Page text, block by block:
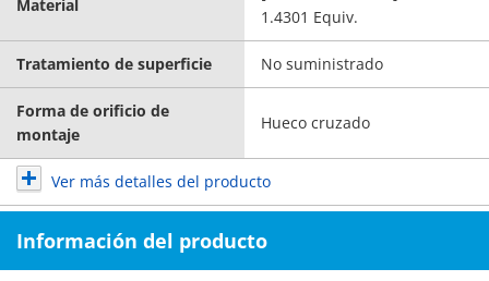
Material
1.4301 Equiv.
Tratamiento de superficie No suministrado
Forma de orificio de
montaje
Hueco cruzado
Ver más detalles del producto
Información del producto